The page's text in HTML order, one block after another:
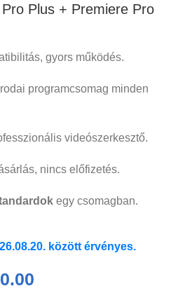
Plus + Premiere Pro
gyors működés.
programcsomag minden
videószerkesztő.
nincs előfizetés.
egy csomagban.
között érvényes.